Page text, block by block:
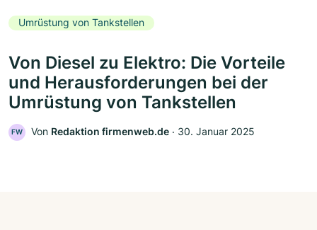
Umrüstung von Tankstellen
Von Diesel zu Elektro: Die Vorteile
und Herausforderungen bei der
Umrüstung von Tankstellen
FW Von Redaktion firmenweb.de ‧ 30. Januar 2025